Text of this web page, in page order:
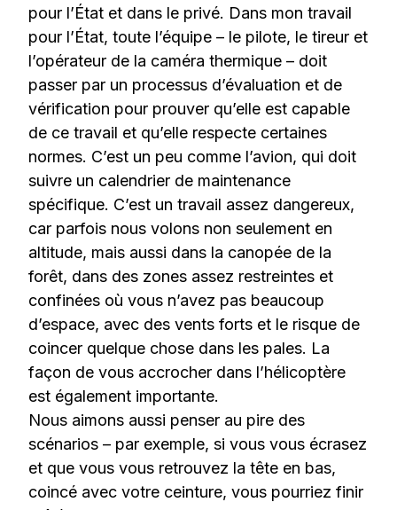
pour l’État et dans le privé. Dans mon travail
pour l’État, toute l’équipe – le pilote, le tireur et
l’opérateur de la caméra thermique – doit
passer par un processus d’évaluation et de
vérification pour prouver qu’elle est capable
de ce travail et qu’elle respecte certaines
normes. C’est un peu comme l’avion, qui doit
suivre un calendrier de maintenance
spécifique. C’est un travail assez dangereux,
car parfois nous volons non seulement en
altitude, mais aussi dans la canopée de la
forêt, dans des zones assez restreintes et
confinées où vous n’avez pas beaucoup
d’espace, avec des vents forts et le risque de
coincer quelque chose dans les pales. La
façon de vous accrocher dans l’hélicoptère
est également importante.
Nous aimons aussi penser au pire des
scénarios – par exemple, si vous vous écrasez
et que vous vous retrouvez la tête en bas,
coincé avec votre ceinture, vous pourriez finir